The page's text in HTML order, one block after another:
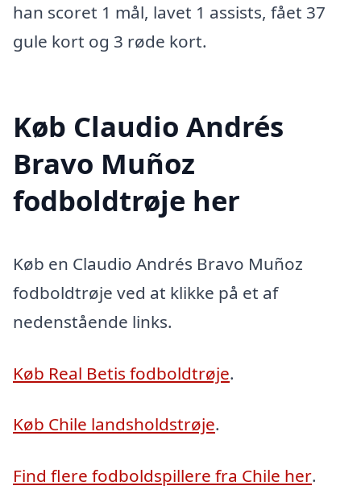
han scoret 1 mål, lavet 1 assists, fået 37
gule kort og 3 røde kort.
Køb Claudio Andrés
Bravo Muñoz
fodboldtrøje her
Køb en Claudio Andrés Bravo Muñoz
fodboldtrøje ved at klikke på et af
nedenstående links.
Køb Real Betis fodboldtrøje.
Køb Chile landsholdstrøje.
Find flere fodboldspillere fra Chile her.